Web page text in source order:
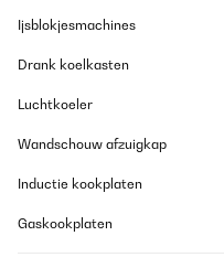
Ijsblokjesmachines
Drank koelkasten
Luchtkoeler
Wandschouw afzuigkap
Inductie kookplaten
Gaskookplaten